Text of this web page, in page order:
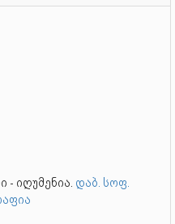
იღუმენია. დაბ. სოფ.